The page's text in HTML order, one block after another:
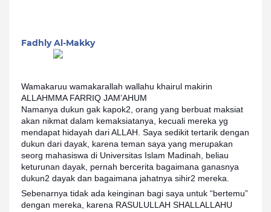
Fadhly Al-Makky
Wamakaruu wamakarallah wallahu khairul makirin
ALLAHMMA FARRIQ JAM’AHUM
Namanya dukun gak kapok2, orang yang berbuat maksiat
akan nikmat dalam kemaksiatanya, kecuali mereka yg
mendapat hidayah dari ALLAH. Saya sedikit tertarik dengan
dukun dari dayak, karena teman saya yang merupakan
seorg mahasiswa di Universitas Islam Madinah, beliau
keturunan dayak, pernah bercerita bagaimana ganasnya
dukun2 dayak dan bagaimana jahatnya sihir2 mereka.
Sebenarnya tidak ada keinginan bagi saya untuk “bertemu”
dengan mereka, karena RASULULLAH SHALLALLAHU